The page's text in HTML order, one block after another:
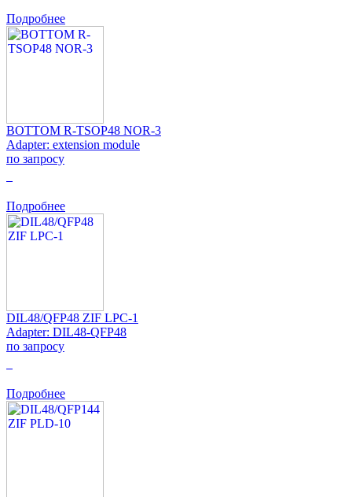
Подробнее
BOTTOM R-TSOP48 NOR-3
Adapter: extension module
по запросу
Подробнее
DIL48/QFP48 ZIF LPC-1
Adapter: DIL48-QFP48
по запросу
Подробнее